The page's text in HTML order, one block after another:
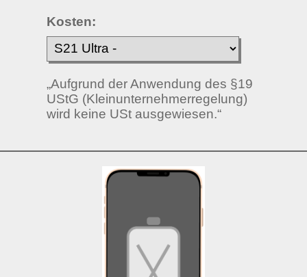
Kosten:
„Aufgrund der Anwendung des §19
UStG (Kleinunternehmerregelung)
wird keine USt ausgewiesen.“